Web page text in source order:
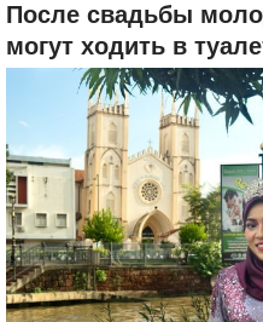
После свадьбы
могут ходить в